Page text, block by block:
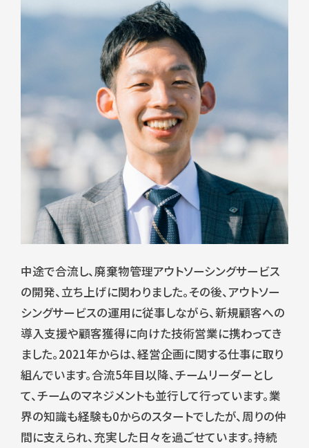
中途で合流し、廃棄物管理アウトソーシングサービス
の開発、立ち上げに関わりました。その後、アウトソー
シングサービスの運用に従事しながら、新規顧客への
導入支援や顧客獲得に向けた技術営業に携わってき
ました。2021年からは、経営企画に関する仕事に取り
組んでいます。合流5年目以降、チームリーダーとし
て、チームのマネジメントも並行して行っています。業
界の知識も経験も0からのスタートでしたが、周りの仲
間に支えられ、充実した日々を過ごせています。持続